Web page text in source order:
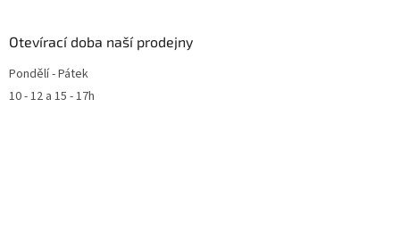
Otevírací doba naší prodejny
Pondělí - Pátek
10 - 12 a 15 - 17h